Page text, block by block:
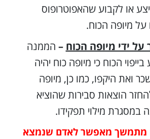
או לקבוע שהאפוטרופוס
על מיופה הכוח.
ידי מיופה הכוח – הממנה
הכוח כי מיופה כוח יהיה
ואת היקפו, כמו כן, מיופה
הוצאות סבירות שהוציא
במסגרת מילוי תפקידו.
מתמשך מאפשר לאדם שנמצא